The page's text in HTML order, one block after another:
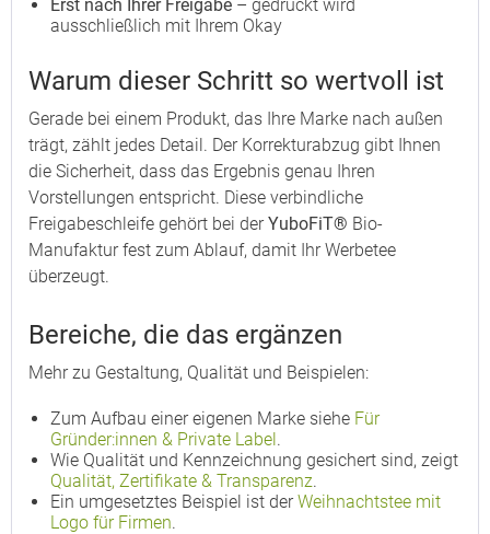
Erst nach Ihrer Freigabe – gedruckt wird
ausschließlich mit Ihrem Okay
Warum dieser Schritt so wertvoll ist
Gerade bei einem Produkt, das Ihre Marke nach außen
trägt, zählt jedes Detail. Der Korrekturabzug gibt Ihnen
die Sicherheit, dass das Ergebnis genau Ihren
Vorstellungen entspricht. Diese verbindliche
Freigabeschleife gehört bei derYuboFiT® Bio-
Manufaktur fest zum Ablauf, damit Ihr Werbetee
überzeugt.
Bereiche, die das ergänzen
Mehr zu Gestaltung, Qualität und Beispielen:
Zum Aufbau einer eigenen Marke siehe Für
Gründer:innen & Private Label.
Wie Qualität und Kennzeichnung gesichert sind, zeigt
Qualität, Zertifikate & Transparenz.
Ein umgesetztes Beispiel ist derWeihnachtstee mit
Logo für Firmen.